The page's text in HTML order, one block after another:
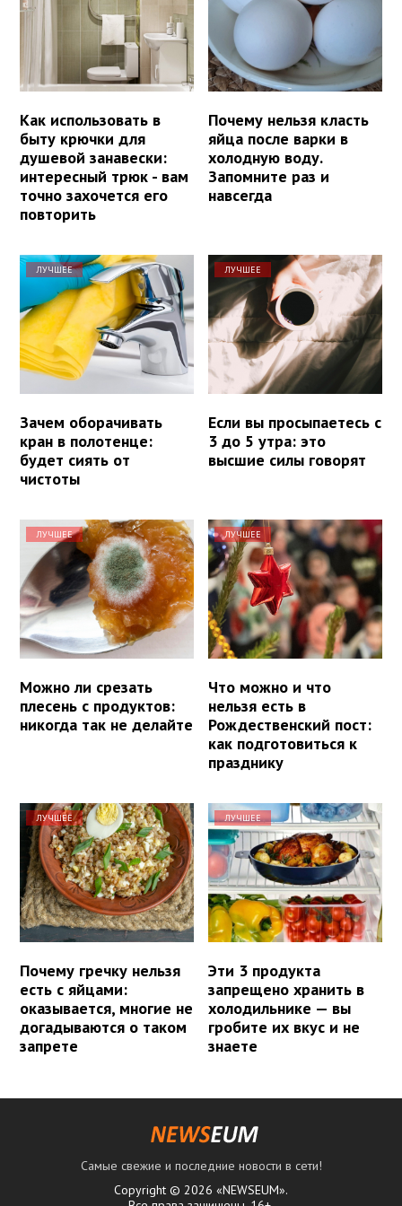
Как использовать в
быту крючки для
душевой занавески:
интересный трюк - вам
точно захочется его
повторить
Почему нельзя класть
яйца после варки в
холодную воду.
Запомните раз и
навсегда
ЛУЧШЕЕ
Зачем оборачивать
кран в полотенце:
будет сиять от
чистоты
ЛУЧШЕЕ
Если вы просыпаетесь с
3 до 5 утра: это
высшие силы говорят
ЛУЧШЕЕ
Можно ли срезать
плесень с продуктов:
никогда так не делайте
ЛУЧШЕЕ
Что можно и что
нельзя есть в
Рождественский пост:
как подготовиться к
празднику
ЛУЧШЕЕ
Почему гречку нельзя
есть с яйцами:
оказывается, многие не
догадываются о таком
запрете
ЛУЧШЕЕ
Эти 3 продукта
запрещено хранить в
холодильнике — вы
гробите их вкус и не
знаете
Самые свежие и последние новости в сети!
Copyright © 2026 «NEWSEUM».